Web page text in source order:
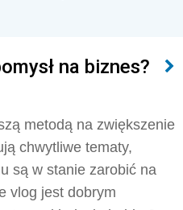
na biznes?
metodą na zwiększenie
chwytliwe tematy,
są w stanie zarobić na
vlog jest dobrym